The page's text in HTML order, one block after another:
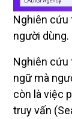
Nghiên cứu
người dùng.
Nghiên cứu
ngữ mà
còn là việc
truy vấn